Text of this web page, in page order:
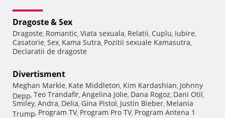
Dragoste & Sex
Dragoste, Romantic, Viata sexuala, Relatii, Cuplu, Iubire,
Casatorie, Sex, Kama Sutra, Pozitii sexuale Kamasutra,
Declaratii de dragoste
Divertisment
Meghan Markle, Kate Middleton, Kim Kardashian, Johnny
Depp, Teo Trandafir, Angelina Jolie, Dana Rogoz, Dani Otil,
Smiley, Andra, Delia, Gina Pistol, Justin Bieber, Melania
Trump, Program TV, Program Pro TV, Program Antena 1